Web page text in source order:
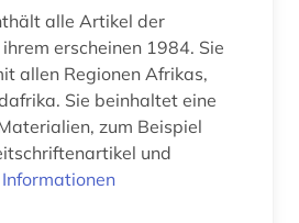
binnengewässer (1)
biogeographie (2)
Sachsen-Anhalt (1)
Schleswig-Holstein (1)
alle Artikel der
erscheinen 1984. Sie
allen Regionen Afrikas,
Sie beinhaltet eine
zum Beispiel
und